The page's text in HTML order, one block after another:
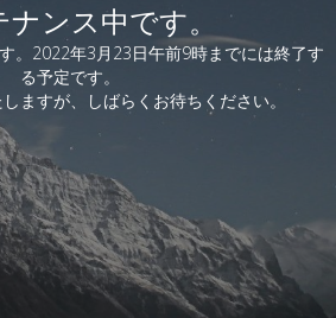
ンス中です。
。2022年3月23日午前9時までには終了す
る予定です。
ますが、しばらくお待ちください。